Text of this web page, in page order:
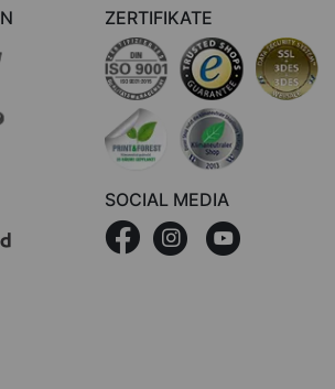
ZERTIFIKATE
SOCIAL MEDIA